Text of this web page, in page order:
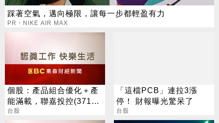
踩著空氣，邁向極限，讓每一步都輕盈有力
PR・NIKE AIR MAX
個股：產品組合優化＋產
能滿載，聯嘉投控(3717)
上半年營收及獲利創同期
台股
「這檔PCB」連拉3漲
停！ 財報曝光驚呆了
台股